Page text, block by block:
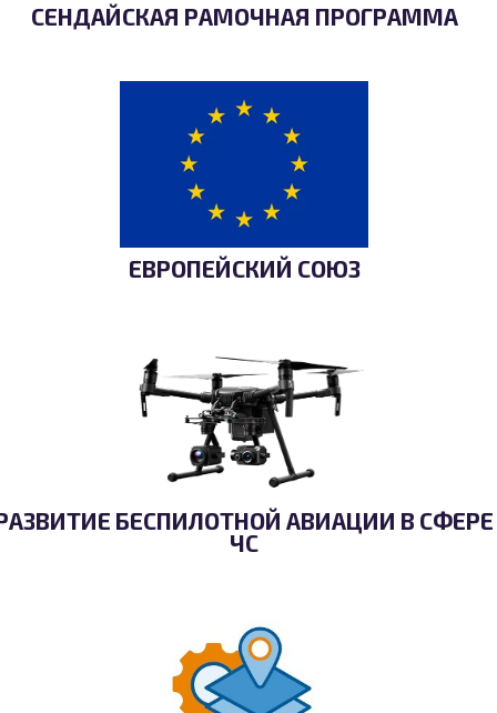
СЕНДАЙСКАЯ РАМОЧНАЯ ПРОГРАММА
ЕВРОПЕЙСКИЙ СОЮЗ
БЕСПИЛОТНОЙ АВИАЦИИ В СФЕРЕ
ЧС